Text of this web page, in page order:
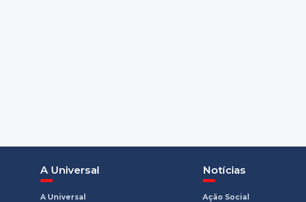
A Universal
A Universal
Notícias
Ação Social